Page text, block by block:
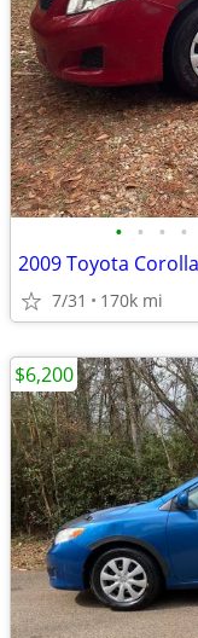
• • • •
7/31 170k mi
$6,200